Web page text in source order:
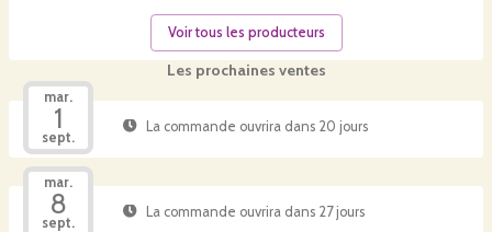
Les prochaines ventes
mar.
1
sept.
La commande ouvrira dans 20 jours
mar.
8
sept.
La commande ouvrira dans 27 jours
Voir tous les producteurs